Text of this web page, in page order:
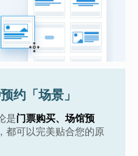
约「场景」
是门票购买、场馆预
都可以完美贴合您的原